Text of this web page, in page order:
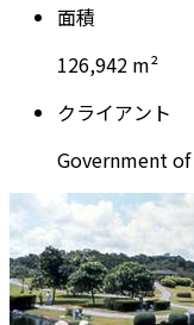
面積
126,942 m²
クライアン ト
Governmentof